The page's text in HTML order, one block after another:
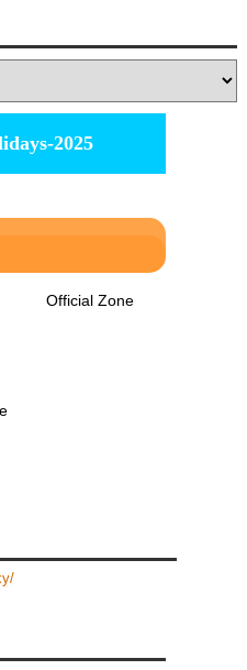
2025
Official Zone